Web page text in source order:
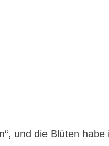
und die Blüten